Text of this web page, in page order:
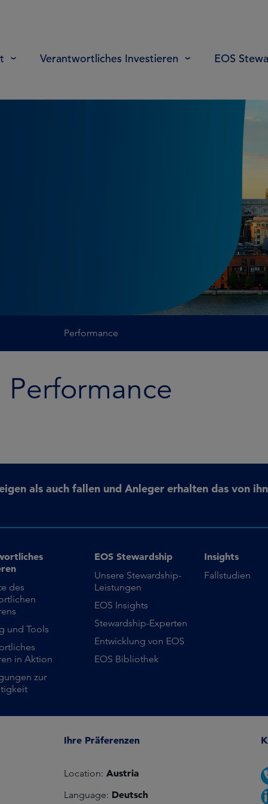
Verantwortliches Investieren EOS
Performance
Performance
als auch fallen und Anleger erhalten das von
des
und Tools
in Aktion
zur
EOS Stewardship
Unsere Stewardship-
Leistungen
EOS Insights
Stewardship-Experten
Entwicklung von EOS
EOS Bibliothek
Insights
Fallstudien
Ihre Präferenzen
Location: Austria
Language: Deutsch